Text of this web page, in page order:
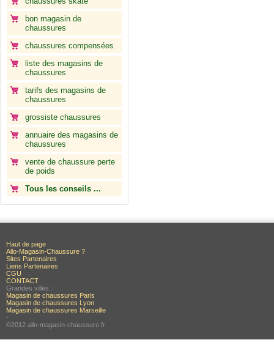
bon magasin de
chaussures
chaussures compensées
liste des magasins de
chaussures
tarifs des magasins de
chaussures
grossiste chaussures
annuaire des magasins de
chaussures
vente de chaussure perte
de poids
Tous les conseils ...
Haut de page
Allo-Magasin-Chaussure ?
Sites Partenaires
Liens Partenaires
CGU
CONTACT
Grandes villes :
Magasin de chaussures Paris
Magasin de chaussures Lyon
Magasin de chaussures Marseille
-
©2012 allo-magasin-chaussure.fr